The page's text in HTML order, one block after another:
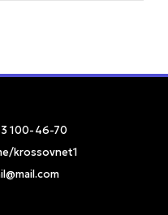
100-46-70
krossovnet1